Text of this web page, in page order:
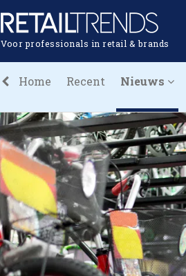
Voor professionals in retail & brands
Home Recent Nieuws